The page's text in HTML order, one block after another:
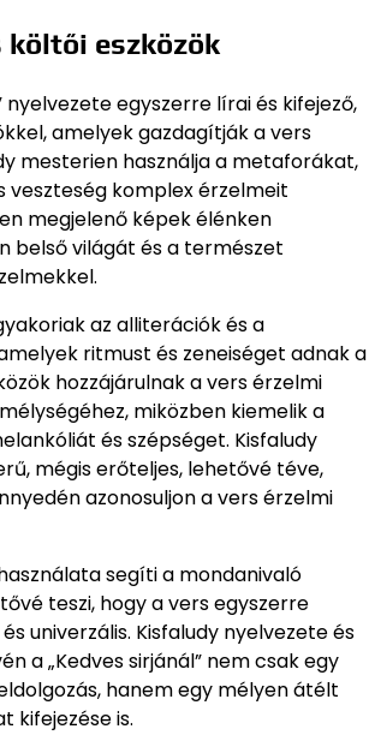
költői eszközök
nyelvezete egyszerre lírai és kifejező,
amelyek gazdagítják a vers
mesterien használja a metaforákat,
veszteség komplex érzelmeit
megjelenő képek élénken
belső világát és a természet
az alliterációk és a
ritmust és zeneiséget adnak a
hozzájárulnak a vers érzelmi
miközben kiemelik a
és szépséget. Kisfaludy
mégis erőteljes, lehetővé téve,
azonosuljon a vers érzelmi
segíti a mondanivaló
teszi, hogy a vers egyszerre
univerzális. Kisfaludy nyelvezete és
a „Kedves sirjánál” nem csak egy
hanem egy mélyen átélt
kifejezése is.